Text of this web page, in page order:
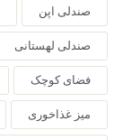
صندلی اپن
صندلی لهستانی
فضای کوچک
میز غذاخوری